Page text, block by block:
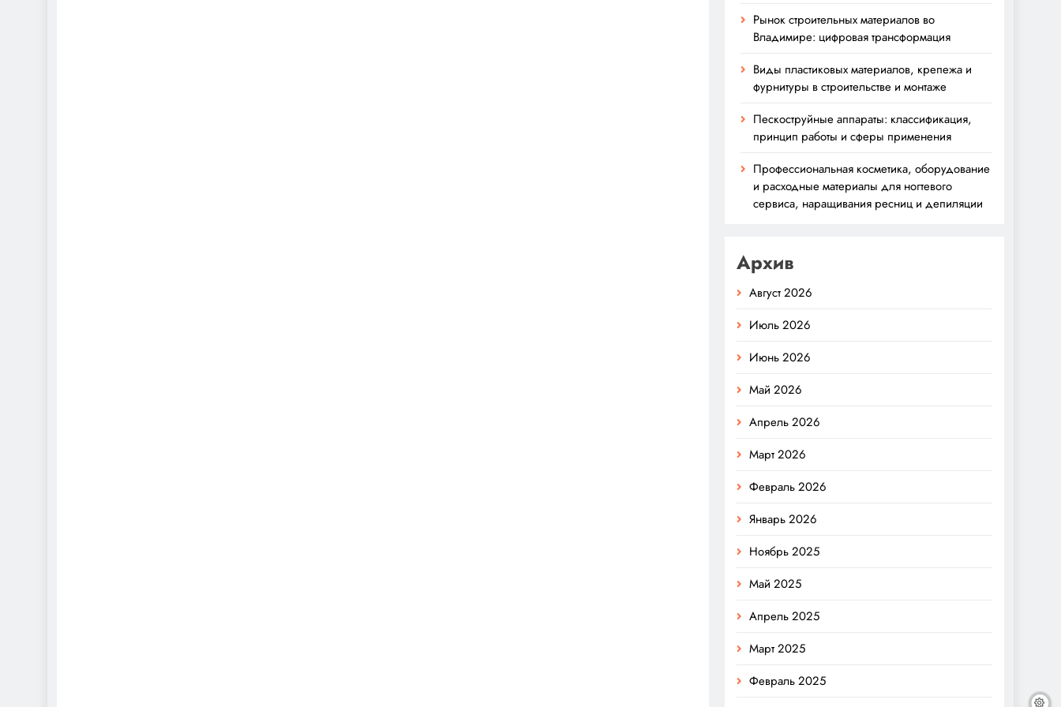
Рынок строительных материалов во
Владимире: цифровая трансформация
Виды пластиковых материалов, крепежа и
фурнитуры в строительстве и монтаже
Пескоструйные аппараты: классификация,
принцип работы и сферы применения
Профессиональная косметика, оборудование
и расходные материалы для ногтевого
сервиса, наращивания ресниц и депиляции
Архив
Август 2026
Июль 2026
Июнь 2026
Май 2026
Апрель 2026
Март 2026
Февраль 2026
Январь 2026
Ноябрь 2025
Май 2025
Апрель 2025
Март 2025
Февраль 2025